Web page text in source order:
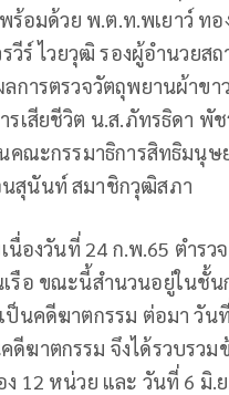
ร้อมด้วย พ.ต.ท.พเยาว์
รวีร์ ไวยวุฒิ รองผู้อำนวย
ลการตรวจวัตถุพยาน​ผ้าข
รเสียชีวิต​ น.ส.ภัทรธิดา พั
คณะกรรมาธิการสิทธิมนุ
สุนันท์ สมาชิกวุฒิสภา​
นื่องวันที่​ 24 ก.พ.65 ตำร
รือ​ ขณะนี้สำนวนอยู่ในชั้
ป็นคดีฆาตกรรม​ ต่อมา​ วั
ฆาตกรรม​ จึงได้รวบรว
12 หน่วย​ และ​ วันที่​ 6 มิ